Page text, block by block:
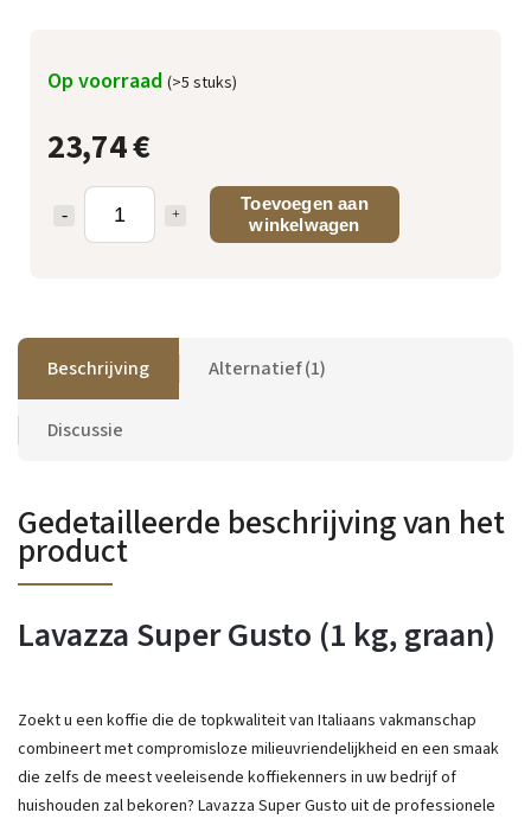
23,74 €
Toevoegen aan
winkelwagen
Op voorraad (>5 stuks)
Beschrijving Alternatief (1)
Discussie
Gedetailleerde beschrijving van het
product
Lavazza Super Gusto (1 kg, graan)
Zoekt u een koffie die de topkwaliteit van Italiaans vakmanschap
combineert met compromisloze milieuvriendelijkheid en een smaak
die zelfs de meest veeleisende koffiekenners in uw bedrijf of
huishouden zal bekoren? Lavazza Super Gusto uit de professionele